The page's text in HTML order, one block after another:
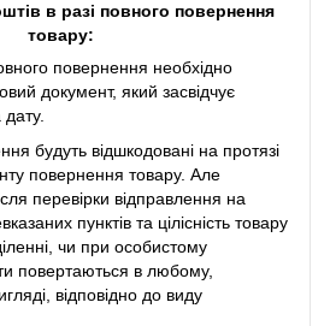
в разі повного повернення
товару:
повернення необхідно
документ, який засвідчує
будуть відшкодовані на протязі
повернення товару. Але
перевірки відправлення на
пунктів та цілісність товару
чи при особистому
повертаються в любому,
відповідно до виду